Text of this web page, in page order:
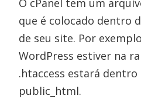
O cPanel tem um
que é colocado dentro
de seu site. Por
WordPress estiver na
.htaccess estará dentro
public_html.